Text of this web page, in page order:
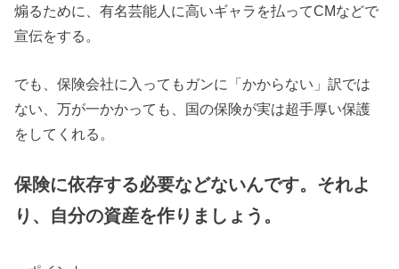
煽るために、有名芸能人に高いギャラを払ってCMなどで
宣伝をする。
でも、保険会社に入ってもガンに「かからない」訳では
ない、万が一かかっても、国の保険が実は超手厚い保護
をしてくれる。
保険に依存する必要などないんです。それよ
り、自分の資産を作りましょう。